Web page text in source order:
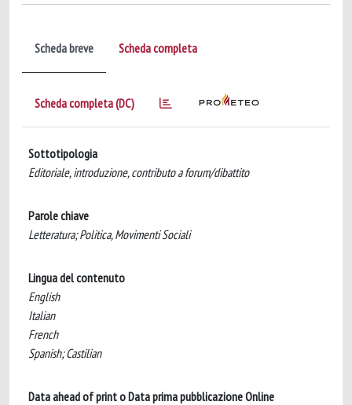
Scheda breve Scheda completa
Scheda completa (DC)
Sottotipologia
Editoriale, introduzione, contributo a forum/dibattito
Parole chiave
Letteratura; Politica, Movimenti Sociali
Lingua del contenuto
English
Italian
French
Spanish; Castilian
Data ahead of print o Data prima pubblicazione Online